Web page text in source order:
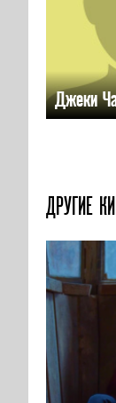
Джеки
ДРУГИЕ